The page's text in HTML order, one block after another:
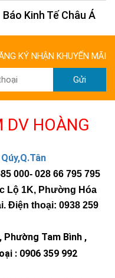
Báo Kinh Tế Châu Á
KÝ NHẬN KHUYẾN MÃI
Gửi
DV HOÀNG
000- 028 66 795 795
Lộ 1K, Phường Hóa
Điện thoại: 0938 259
Phường Tam Bình ,
: 0906 359 992